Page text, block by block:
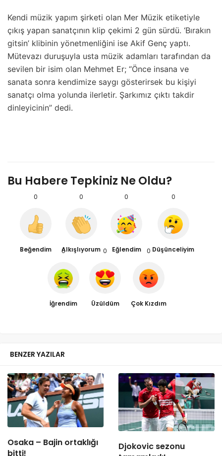
Kendi müzik yapım şirketi olan Mer Müzik etiketiyle
çıkış yapan sanatçının klip çekimi 2 gün sürdü. ‘Bırakın
gitsin’ klibinin yönetmenliğini ise Akif Genç yaptı.
Mütevazı duruşuyla usta müzik adamları tarafından da
sevilen bir isim olan Mehmet Er; “Önce insana ve
sanata sonra kendimize saygı gösterirsek bu kişiyi
sanatçı olma yolunda ilerletir. Şarkımız çıktı takdir
dinleyicinin” dedi.
Bu Habere Tepkiniz Ne Oldu?
0
Beğendim
0
Alkışlıyorum
0
Eğlendim
0
Düşünceliyim
0
İğrendim
0
Üzüldüm
0
Çok Kızdım
BENZER YAZILAR
Osaka – Bajin ortaklığı
bitti!
Djokovic sezonu